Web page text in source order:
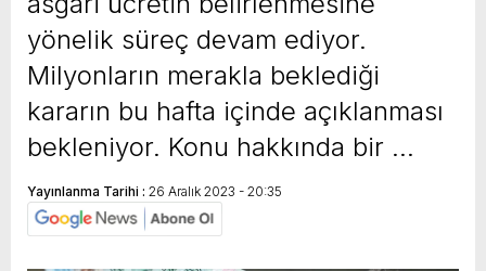
yönelik süreç devam ediyor.
Milyonların merakla beklediği
kararın bu hafta içinde açıklanması
bekleniyor. Konu hakkında bir …
Yayınlanma Tarihi : 26 Aralık 2023 - 20:35